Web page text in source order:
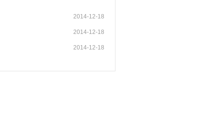
2014-12-18
2014-12-18
2014-12-18